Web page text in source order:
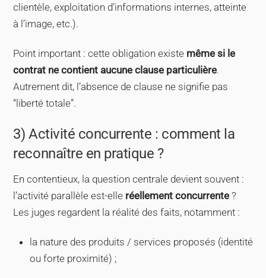
clientèle, exploitation d’informations internes, atteinte
à l’image, etc.).
Point important : cette obligation existe même si le
contrat ne contient aucune clause particulière.
Autrement dit, l’absence de clause ne signifie pas
“liberté totale”.
3) Activité concurrente : comment la
reconnaître en pratique ?
En contentieux, la question centrale devient souvent :
l’activité parallèle est-elle réellement concurrente ?
Les juges regardent la réalité des faits, notamment :
la nature des produits / services proposés (identité
ou forte proximité) ;